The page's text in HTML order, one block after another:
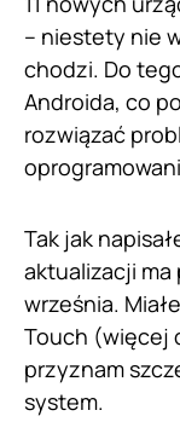
– niestety nie
chodzi. Do
Androida, co
rozwiązać
Tak jak
aktualizacji ma
września.
Touch (więcej
przyznam
system.